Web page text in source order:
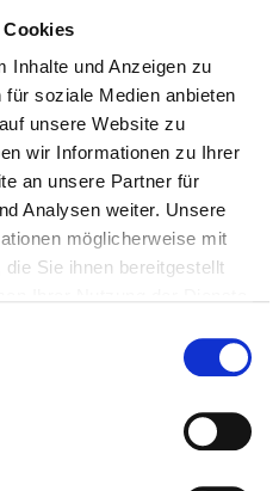
Cookies
Inhalte und Anzeigen zu
soziale Medien anbieten
unsere Website zu
wir Informationen zu Ihrer
an unsere Partner für
Analysen weiter. Unsere
möglicherweise mit
Sie ihnen bereitgestellt
emergency ambulance
Approach
(Chefarzt)
of the department